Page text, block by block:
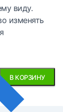
виду.
изменять
В КОРЗИНУ